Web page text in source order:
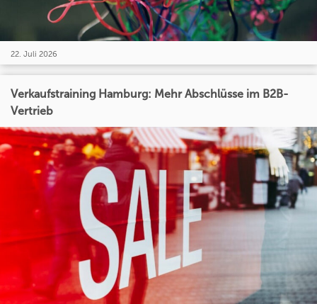
22. Juli 2026
Verkaufstraining Hamburg: Mehr Abschlüsse im B2B-
Vertrieb